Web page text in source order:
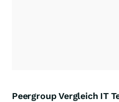
Peergroup Vergleich IT